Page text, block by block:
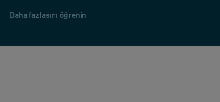
Daha fazlasını öğrenin